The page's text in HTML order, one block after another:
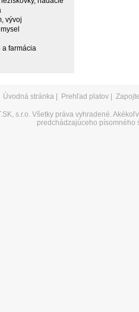
vývoj
a farmácia
Úvodná stránka Prehľad platov
s.r.o. Všetky práva vyhradené.
predchádzajúceho písomného